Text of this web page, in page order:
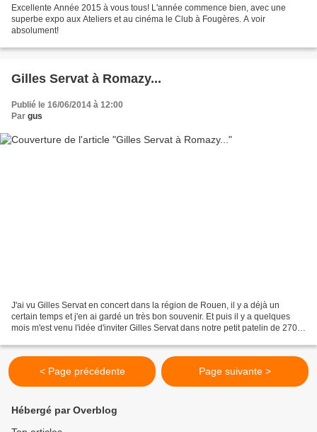
Excellente Année 2015 à vous tous! L'année commence bien, avec une
superbe expo aux Ateliers et au cinéma le Club à Fougères. A voir
absolument!
Gilles Servat à Romazy...
Publié le 16/06/2014 à 12:00
Par gus
J'ai vu Gilles Servat en concert dans la région de Rouen, il y a déjà un
certain temps et j'en ai gardé un très bon souvenir. Et puis il y a quelques
mois m'est venu l'idée d'inviter Gilles Servat dans notre petit patelin de 270
< Page précédente Page suivante >
Hébergé par Overblog